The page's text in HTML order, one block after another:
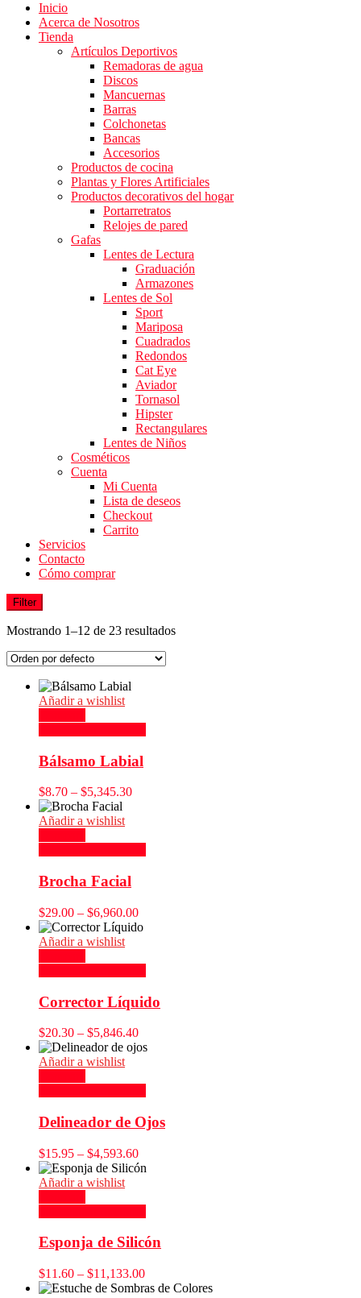
Inicio
Acerca de Nosotros
Tienda
Artículos Deportivos
Remadoras de agua
Discos
Mancuernas
Barras
Colchonetas
Bancas
Accesorios
Productos de cocina
Plantas y Flores Artificiales
Productos decorativos del hogar
Portarretratos
Relojes de pared
Gafas
Lentes de Lectura
Graduación
Armazones
Lentes de Sol
Sport
Mariposa
Cuadrados
Redondos
Cat Eye
Aviador
Tornasol
Hipster
Rectangulares
Lentes de Niños
Cosméticos
Cuenta
Mi Cuenta
Lista de deseos
Checkout
Carrito
Servicios
Contacto
Cómo comprar
Filter
Mostrando 1–12 de 23 resultados
Añadir a wishlist
Bálsamo Labial
$8.70 – $5,345.30
Añadir a wishlist
Brocha Facial
$29.00 – $6,960.00
Añadir a wishlist
Corrector Líquido
$20.30 – $5,846.40
Añadir a wishlist
Delineador de Ojos
$15.95 – $4,593.60
Añadir a wishlist
Esponja de Silicón
$11.60 – $11,133.00